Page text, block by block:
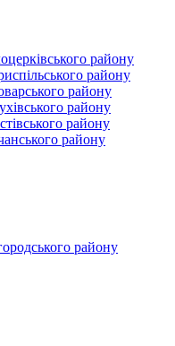
району
району
району
району
району
району
району